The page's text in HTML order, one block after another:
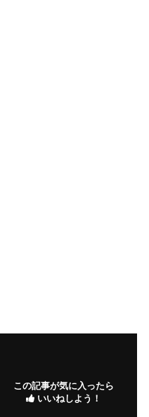
この記事が気に入ったら
いいねしよう！